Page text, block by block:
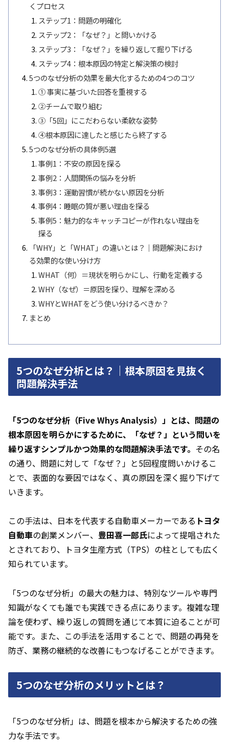
くプロセス
ステップ1：問題の明確化
ステップ2：「なぜ？」と問いかける
ステップ3：「なぜ？」を繰り返して掘り下げる
ステップ4：根本原因の特定と解決策の検討
5つのなぜ分析の効果を最大化するための4つのコツ
① 事実に基づいた回答を重視する
②チームで取り組む
➂「5回」にこだわらない柔軟な姿勢
④根本原因に達したと感じたら終了する
5つのなぜ分析の具体例5選
事例1：不安の原因を探る
事例2：人間関係の悩みを分析
事例3：運動習慣が続かない原因を分析
事例4：睡眠の質が悪い理由を探る
事例5：魅力的なキャッチコピーが作れない理由を
探る
「WHY」と「WHAT」の違いとは？｜問題解決におけ
る効果的な使い分け方
WHAT（何）＝現状を明らかにし、行動を定義する
WHY（なぜ）＝原因を探り、理解を深める
WHYとWHATをどう使い分けるべきか？
まとめ
5つのなぜ分析とは？｜根本原因を見抜く
問題解決手法
「5つのなぜ分析（Five Whys Analysis）」とは、問題の
根本原因を明らかにするために、「なぜ？」という問いを
繰り返すシンプルかつ効果的な問題解決手法です。 その名
の通り、問題に対して「なぜ？」と5回程度問いかけるこ
とで、表面的な要因ではなく、真の原因を深く掘り下げて
いきます。
この手法は、日本を代表する自動車メーカーである トヨタ
自動車の創業メンバー、 豊田喜一郎氏によって提唱された
とされており、トヨタ生産方式（TPS）の柱としても広く
知られています。
「5つのなぜ分析」の最大の魅力は、特別なツールや専門
知識がなくても誰でも実践できる点にあります。複雑な理
論を使わず、繰り返しの質問を通じて本質に迫ることが可
能です。また、この手法を活用することで、問題の再発を
防ぎ、業務の継続的な改善にもつなげることができます。
5つのなぜ分析のメリットとは？
「5つのなぜ分析」は、問題を根本から解決するための強
力な手法です。